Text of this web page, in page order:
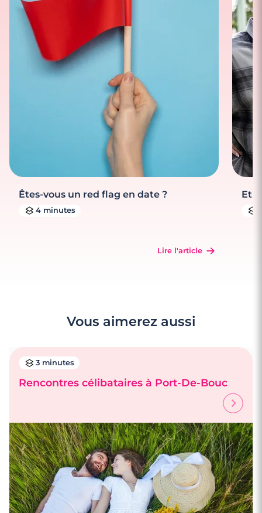
Êtes-vous un red flag en date ?
4 minutes
Lire l'article
Et
Vous aimerez aussi
3 minutes
Rencontres célibataires à Port-De-Bouc